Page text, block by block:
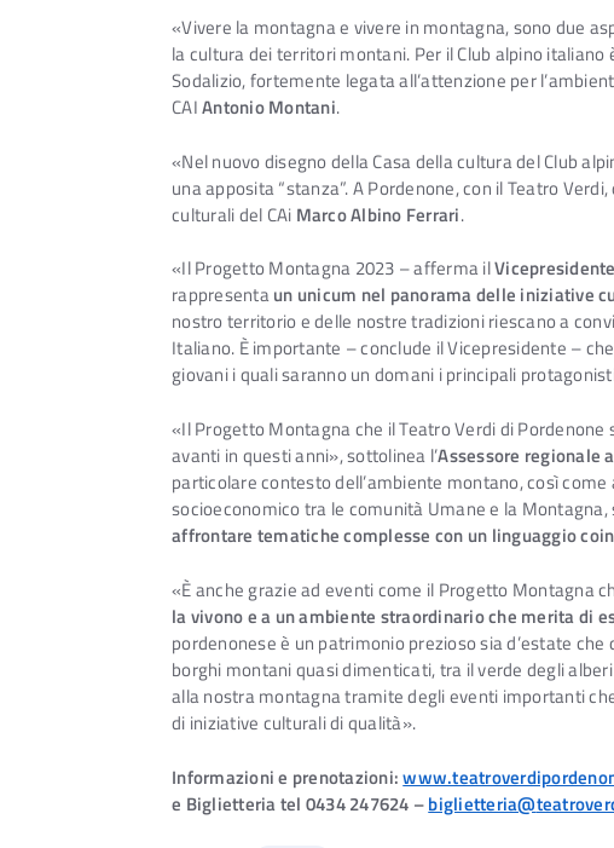
«Vivere la montagna e vivere in montagna, sono due
la cultura dei territori montani. Per il Club alpino
Sodalizio, fortemente legata all’attenzione per
CAIAntonio Montani.
«Nel nuovo disegno della Casa della cultura del Club
una apposita “stanza”. A Pordenone, con il Teatro
culturali del CAi Marco Albino Ferrari.
«Il Progetto Montagna 2023 – afferma il
rappresentaun unicum nel panorama delle iniziative
nostro territorio e delle nostre tradizioni riescano a
Italiano. È importante – conclude il Vicepresidente –
giovani i quali saranno un domani i principali
«Il Progetto Montagna che il Teatro Verdi di
avanti in questi anni», sottolinea l’Assessore regionale
particolare contesto dell’ambiente montano, così
socioeconomico tra le comunità Umane e la
affrontare tematiche complesse con un linguaggio
«È anche grazie ad eventi come il Progetto Montagna
la vivono e a un ambiente straordinario che merita di
pordenonese è un patrimonio prezioso sia d’estate
borghi montani quasi dimenticati, tra il verde degli
alla nostra montagna tramite degli eventi importanti
di iniziative culturali di qualità».
Informazioni e prenotazioni:
e Biglietteria tel 0434 247624 –biglietteria@